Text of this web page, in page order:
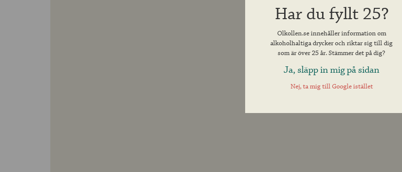
Har du fyllt 25?
Olkollen.se innehåller information om
alkoholhaltiga drycker och riktar sig till dig
som är över 25 år. Stämmer det på dig?
Ja, släpp in mig på sidan
Nej, ta mig till Google istället